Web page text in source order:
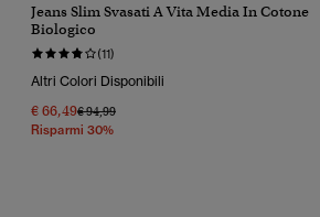
Jeans Slim Svasati A Vita Media In Cotone
Biologico
(11)
Altri Colori Disponibili
€ 66,49Prezzo Ridotto Da
€ 94,99A
Risparmi 30%